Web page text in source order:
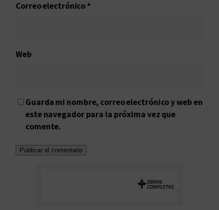
Correo electrónico*
Web
Guarda mi nombre, correo electrónico y web en
este navegador para la próxima vez que
comente.